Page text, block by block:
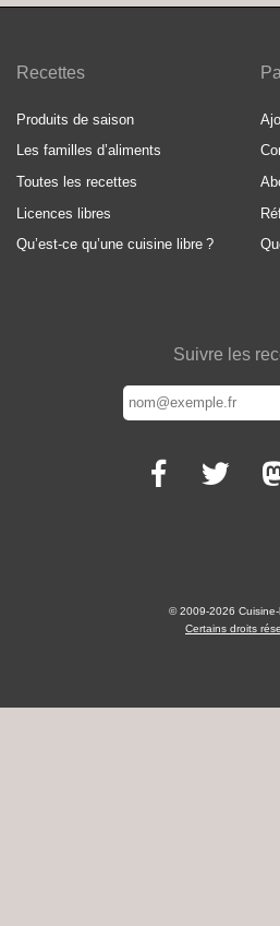
Recettes
Produits de saison
Les familles d’aliments
Toutes les recettes
Licences libres
Qu’est-ce qu’une cuisine libre ?
Suivre les
© 2009-2026 Cuisine-
Certains droits